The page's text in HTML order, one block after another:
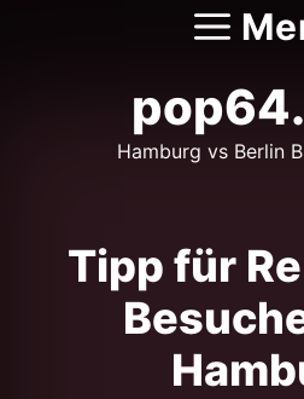
Hamburg vs Berlin
Tipp für